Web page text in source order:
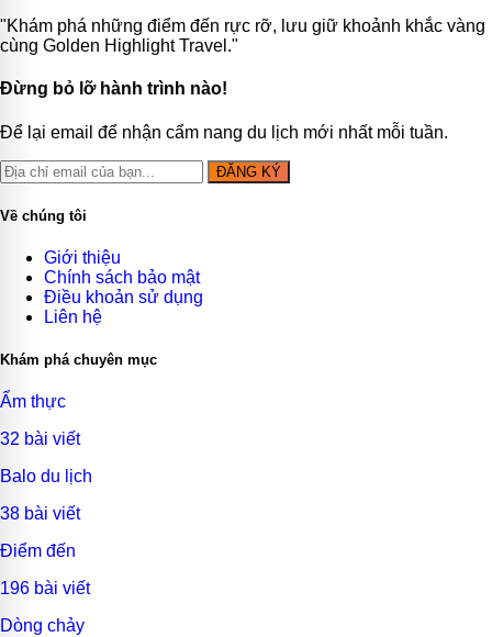
"Khám phá những điểm đến rực rỡ, lưu giữ khoảnh khắc vàng
cùng Golden Highlight Travel."
Đừng bỏ lỡ hành trình nào!
Để lại email để nhận cẩm nang du lịch mới nhất mỗi tuần.
ĐĂNG KÝ
Về chúng tôi
Giới thiệu
Chính sách bảo mật
Điều khoản sử dụng
Liên hệ
Khám phá chuyên mục
Ẩm thực
32 bài viết
Balo du lịch
38 bài viết
Điểm đến
196 bài viết
Dòng chảy